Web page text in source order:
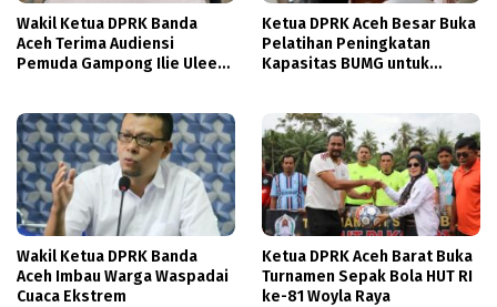
Wakil Ketua DPRK Banda
Aceh Terima Audiensi
Pemuda Gampong Ilie Ulee
Ketua DPRK Aceh Besar Buka
Pelatihan Peningkatan
Kapasitas BUMG untuk
Wakil Ketua DPRK Banda
Aceh Imbau Warga Waspadai
Cuaca Ekstrem
Ketua DPRK Aceh Barat Buka
Turnamen Sepak Bola HUT RI
ke-81 Woyla Raya